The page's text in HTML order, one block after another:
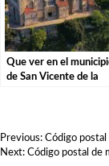
Que ver en el
de San Vicente de la
NAVEGACIÓN
DE
Previous: Código postal
Next: Código postal de